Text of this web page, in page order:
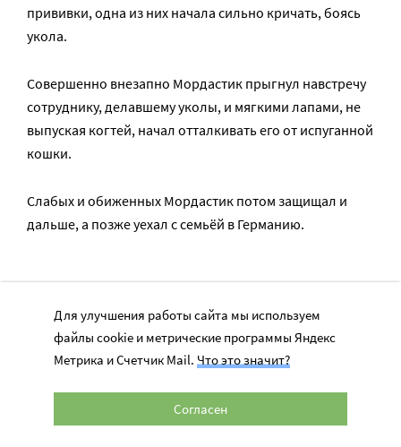
прививки, одна из них начала сильно кричать, боясь
укола.
Совершенно внезапно Мордастик прыгнул навстречу
сотруднику, делавшему уколы, и мягкими лапами, не
выпуская когтей, начал отталкивать его от испуганной
кошки.
Слабых и обиженных Мордастик потом защищал и
дальше, а позже уехал с семьёй в Германию.
но с нулевым налогом
Для улучшения работы сайта мы используем
файлы cookie и метрические программы Яндекс
Метрика и Счетчик Mail. Что это значит?
Согласен